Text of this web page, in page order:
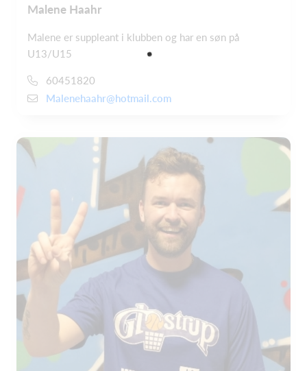
Malene Haahr
Malene er suppleant i klubben og har en søn på
U13/U15
60451820
Malenehaahr@hotmail.com